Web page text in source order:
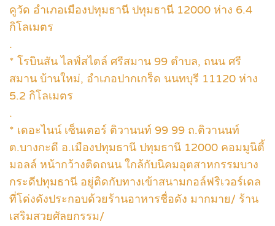
คูวัด อำเภอเมืองปทุมธานี ปทุมธานี 12000 ห่าง 6.4
กิโลเมตร
.
* โรบินสัน ไลฟ์สไตล์ ศรีสมาน 99 ตําบล, ถนน ศรี
สมาน บ้านใหม่, อำเภอปากเกร็ด นนทบุรี 11120 ห่าง
5.2 กิโลเมตร
.
* เดอะไนน์ เซ็นเตอร์ ติวานนท์ 99 99 ถ.ติวานนท์
ต.บางกะดี อ.เมืองปทุมธานี ปทุมธานี 12000 คอมมูนิตี้
มอลล์ หน้ากว้างติดถนน ใกล้กับนิคมอุตสาหกรรมบาง
กระดีปทุมธานี อยู่ติดกับทางเข้าสนามกอล์ฟริเวอร์เดล
ที่โด่งดังประกอบด้วยร้านอาหารชื่อดัง มากมาย/ ร้าน
เสริมสวยศัลยกรรม/